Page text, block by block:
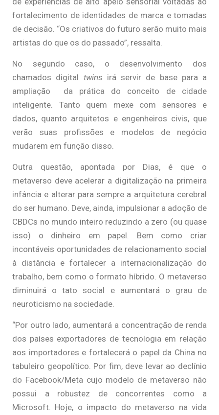
fortalecimento de identidades de marca e tomadas
de decisão. “Os criativos do futuro serão muito mais
artistas do que os do passado”, ressalta.
No segundo caso, o desenvolvimento dos
chamados digital twins irá servir de base para a
ampliação da prática do conceito de cidade
inteligente. Tanto quem mexe com sensores e
dados, quanto arquitetos e engenheiros civis, que
verão suas profissões e modelos de negócio
mudarem em função disso.
Outra questão, apontada por Dias, é que o
metaverso deve acelerar a digitalização na primeira
infância e alterar para sempre a arquitetura cerebral
do ser humano. Deve, ainda, impulsionar a adoção de
CBDCs no mundo inteiro reduzindo a zero (ou quase
isso) o dinheiro em papel. Bem como criar
incontáveis oportunidades de relacionamento social
à distância e fortalecer a internacionalização do
trabalho, bem como o formato híbrido. O metaverso
diminuirá o tato social e aumentará o grau de
neuroticismo na sociedade.
“Por outro lado, aumentará a concentração de renda
dos países exportadores de tecnologia em relação
aos importadores e fortalecerá o papel da China no
tabuleiro geopolítico. Por fim, deve levar ao declínio
do Facebook/Meta cujo modelo de metaverso não
possui a robustez de concorrentes como a
Microsoft. Hoje, o impacto do metaverso na vida